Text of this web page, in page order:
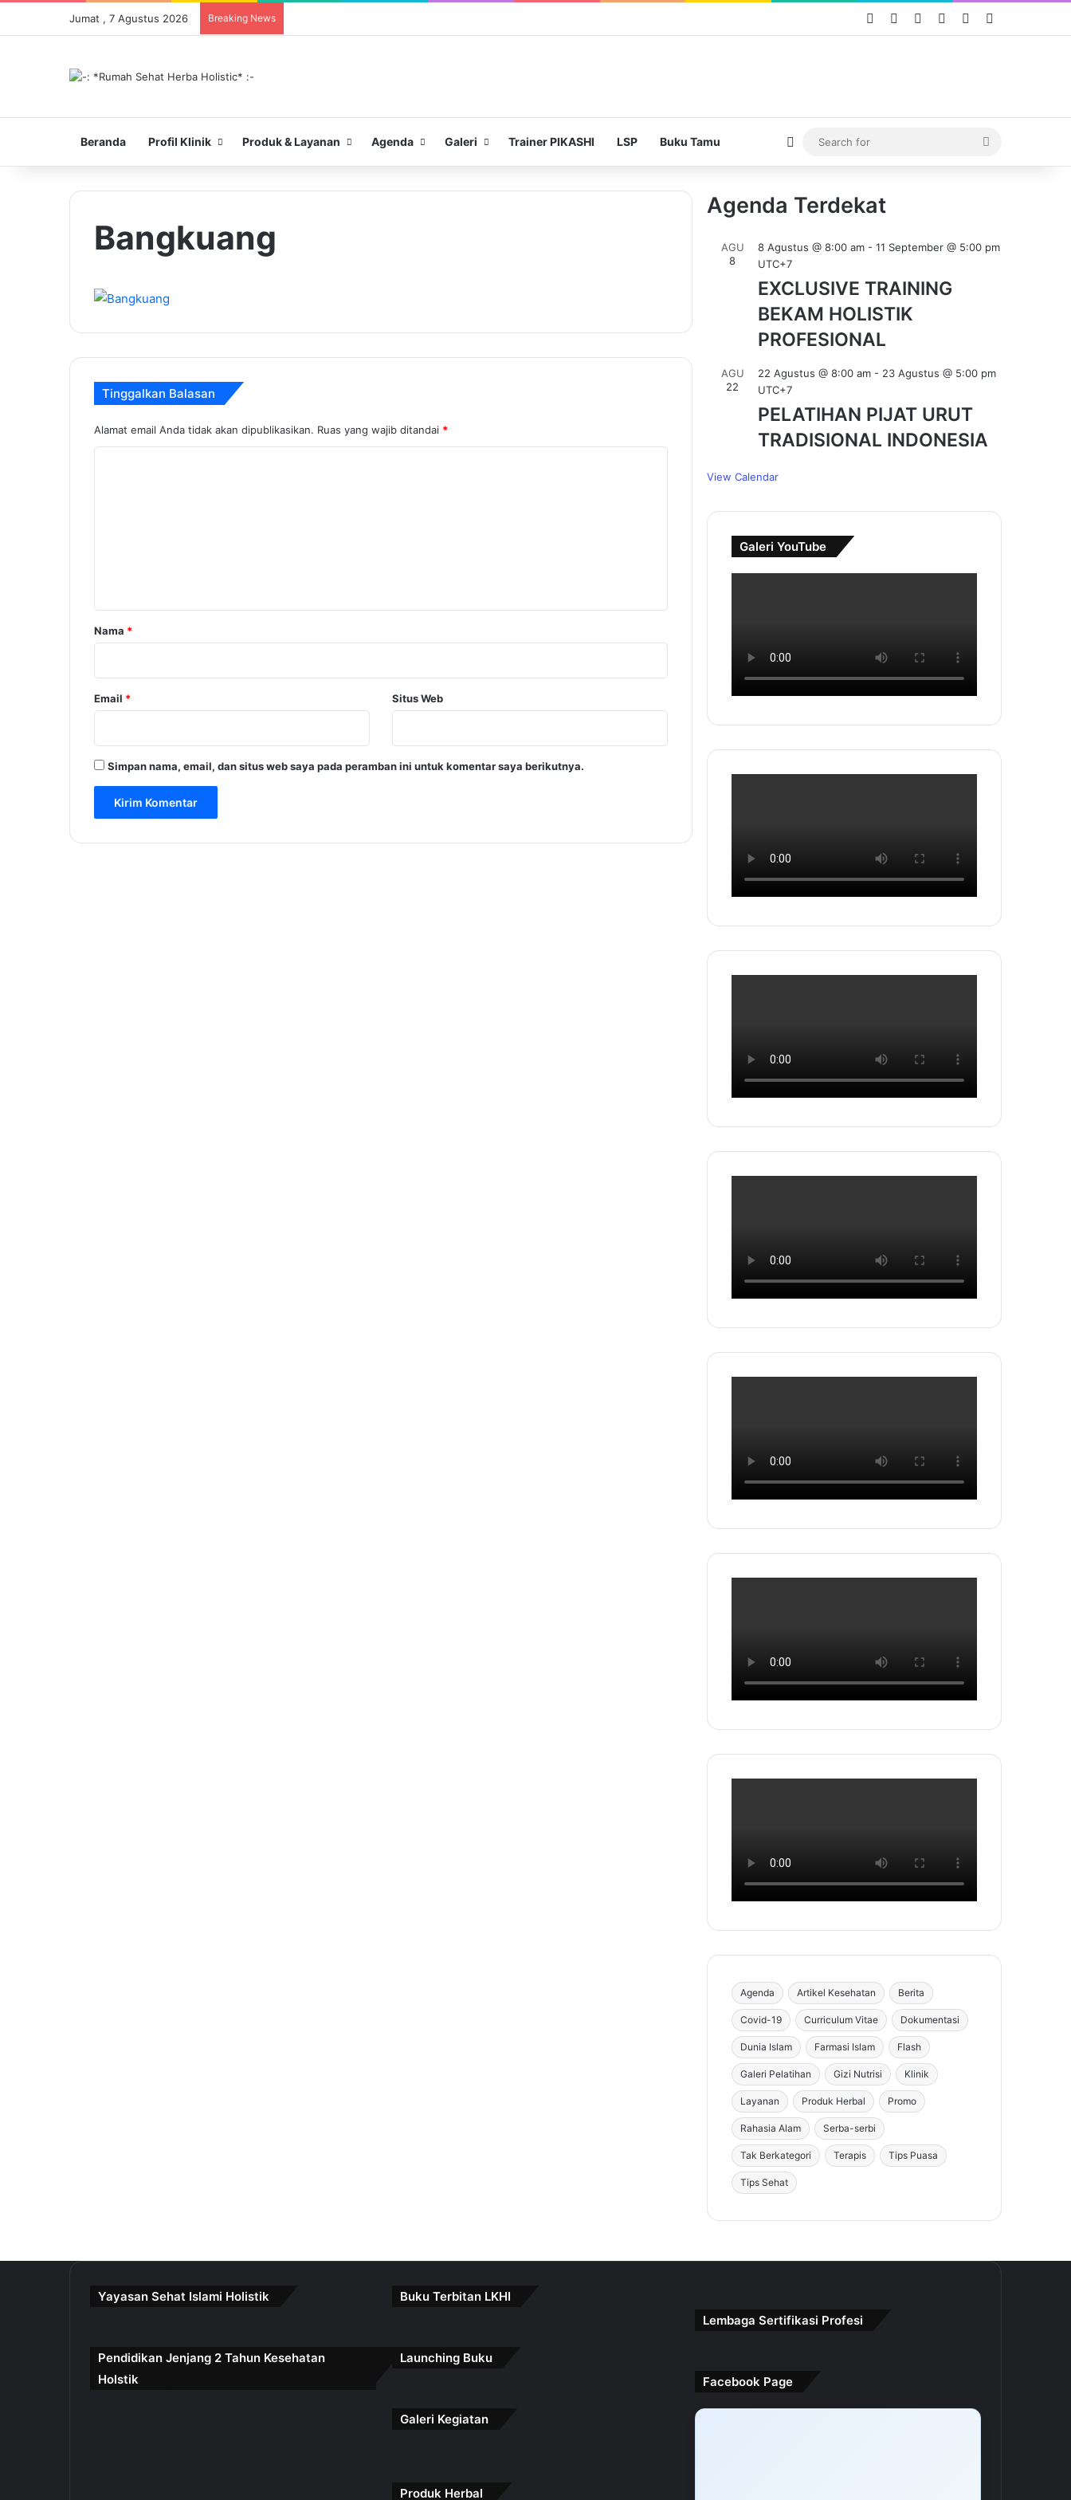
Jumat , 7 Agustus 2026 Breaking News Facebook YouTubeInstagram
TikTok
Beranda Profil Klinik Produk & Layanan Agenda Galeri Trainer PIKASHI LSP Buku Tamu Switch skin
Search
for
Bangkuang
Tinggalkan Balasan
Alamat email Anda tidak akan dipublikasikan. Ruas yang wajib ditandai *
rNama *
Email * Situs Web
Simpan nama, email, dan situs web saya pada peramban ini untuk komentar saya berikutnya.
Agenda Terdekat
AGU
8
8 Agustus @ 8:00 am -11 September @ 5:00 pm
UTC+7
EXCLUSIVE TRAINING
BEKAM HOLISTIK
PROFESIONAL
AGU
22
22 Agustus @ 8:00 am - 23 Agustus @ 5:00 pm
UTC+7
PELATIHAN PIJAT URUT
TRADISIONAL INDONESIA
View Calendar
Galeri YouTube
Agenda Artikel Kesehatan Berita
Covid-19 Curriculum Vitae Dokumentasi
Dunia Islam Farmasi Islam Flash
Galeri Pelatihan Gizi Nutrisi Klinik
Layanan Produk Herbal Promo
Rahasia Alam Serba-serbi
Tak Berkategori Terapis Tips Puasa
Tips Sehat
Yayasan Sehat Islami Holistik
Pendidikan Jenjang 2 Tahun Kesehatan
Holstik
Buku Terbitan LKHI
Launching Buku
Galeri Kegiatan
Produk Herbal
Lembaga Sertifikasi Profesi
Facebook Page